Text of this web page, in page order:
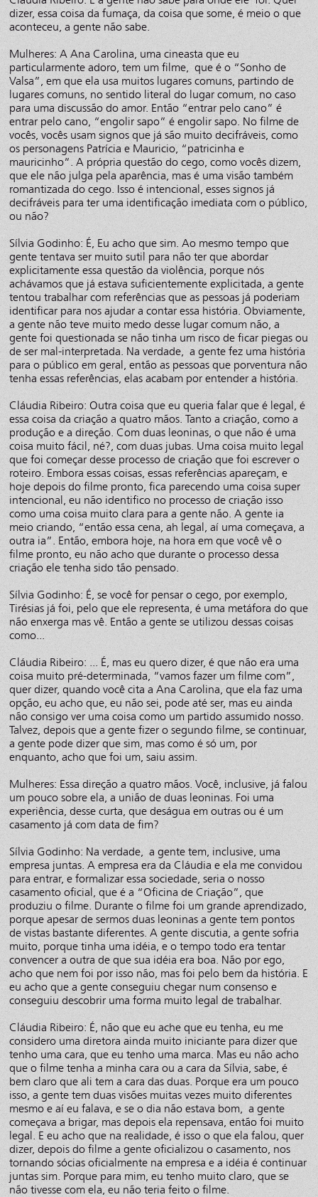
dizer, essa coisa da fumaça, da coisa que some, é meio o que
aconteceu, a gente não sabe.
Mulheres: A Ana Carolina, uma cineasta que eu
particularmente adoro, tem um filme, que é o “Sonho de
Valsa”, em que ela usa muitos lugares comuns, partindo de
lugares comuns, no sentido literal do lugar comum, no caso
para uma discussão do amor. Então “entrar pelo cano” é
entrar pelo cano, “engolir sapo” é engolir sapo. No filme de
vocês, vocês usam signos que já são muito decifráveis, como
os personagens Patrícia e Mauricio, “patricinha e
mauricinho”. A própria questão do cego, como vocês dizem,
que ele não julga pela aparência, mas é uma visão também
romantizada do cego. Isso é intencional, esses signos já
decifráveis para ter uma identificação imediata com o público,
ou não?
Sílvia Godinho: É, Eu acho que sim. Ao mesmo tempo que
gente tentava ser muito sutil para não ter que abordar
explicitamente essa questão da violência, porque nós
achávamos que já estava suficientemente explicitada, a gente
tentou trabalhar com referências que as pessoas já poderiam
identificar para nos ajudar a contar essa história. Obviamente,
a gente não teve muito medo desse lugar comum não, a
gente foi questionada se não tinha um risco de ficar piegas ou
de ser mal-interpretada. Na verdade, a gente fez uma história
para o público em geral, então as pessoas que porventura não
tenha essas referências, elas acabam por entender a história.
Cláudia Ribeiro: Outra coisa que eu queria falar que é legal, é
essa coisa da criação a quatro mãos. Tanto a criação, como a
produção e a direção. Com duas leoninas, o que não é uma
coisa muito fácil, né?, com duas jubas. Uma coisa muito legal
que foi começar desse processo de criação que foi escrever o
roteiro. Embora essas coisas, essas referências apareçam, e
hoje depois do filme pronto, fica parecendo uma coisa super
intencional, eu não identifico no processo de criação isso
como uma coisa muito clara para a gente não. A gente ia
meio criando, “então essa cena, ah legal, aí uma começava, a
outra ia”. Então, embora hoje, na hora em que você vê o
filme pronto, eu não acho que durante o processo dessa
criação ele tenha sido tão pensado.
Sílvia Godinho: É, se você for pensar o cego, por exemplo,
Tirésias já foi, pelo que ele representa, é uma metáfora do que
não enxerga mas vê. Então a gente se utilizou dessas coisas
como...
Cláudia Ribeiro: ... É, mas eu quero dizer, é que não era uma
coisa muito pré-determinada, “vamos fazer um filme com”,
quer dizer, quando você cita a Ana Carolina, que ela faz uma
opção, eu acho que, eu não sei, pode até ser, mas eu ainda
não consigo ver uma coisa como um partido assumido nosso.
Talvez, depois que a gente fizer o segundo filme, se continuar,
a gente pode dizer que sim, mas como é só um, por
enquanto, acho que foi um, saiu assim.
Mulheres: Essa direção a quatro mãos. Você, inclusive, já falou
um pouco sobre ela, a união de duas leoninas. Foi uma
experiência, desse curta, que deságua em outras ou é um
casamento já com data de fim?
Sílvia Godinho: Na verdade, a gente tem, inclusive, uma
empresa juntas. A empresa era da Cláudia e ela me convidou
para entrar, e formalizar essa sociedade, seria o nosso
casamento oficial, que é a “Oficina de Criação”, que
produziu o filme. Durante o filme foi um grande aprendizado,
porque apesar de sermos duas leoninas a gente tem pontos
de vistas bastante diferentes. A gente discutia, a gente sofria
muito, porque tinha uma idéia, e o tempo todo era tentar
convencer a outra de que sua idéia era boa. Não por ego,
acho que nem foi por isso não, mas foi pelo bem da história. E
eu acho que a gente conseguiu chegar num consenso e
conseguiu descobrir uma forma muito legal de trabalhar.
Cláudia Ribeiro: É, não que eu ache que eu tenha, eu me
considero uma diretora ainda muito iniciante para dizer que
tenho uma cara, que eu tenho uma marca. Mas eu não acho
que o filme tenha a minha cara ou a cara da Sílvia, sabe, é
bem claro que ali tem a cara das duas. Porque era um pouco
isso, a gente tem duas visões muitas vezes muito diferentes
mesmo e aí eu falava, e se o dia não estava bom, a gente
começava a brigar, mas depois ela repensava, então foi muito
legal. E eu acho que na realidade, é isso o que ela falou, quer
dizer, depois do filme a gente oficializou o casamento, nos
tornando sócias oficialmente na empresa e a idéia é continuar
juntas sim. Porque para mim, eu tenho muito claro, que se
não tivesse com ela, eu não teria feito o filme.